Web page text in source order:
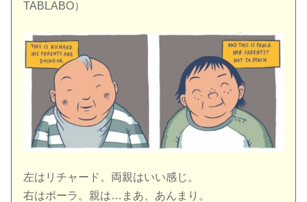
TABLABO）
左はリチャード。両親はいい感じ。
右はポーラ。親は…まあ、あんまり。